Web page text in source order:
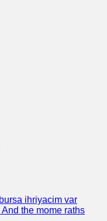
ihriyacim var
the mome raths